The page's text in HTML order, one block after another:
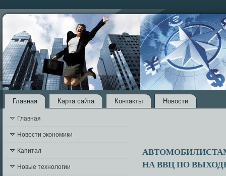
Главная Карта сайта Контакты Новости
Главная
Новости экономики
Капитал
Новые технологии
НА ВВЦ ПО